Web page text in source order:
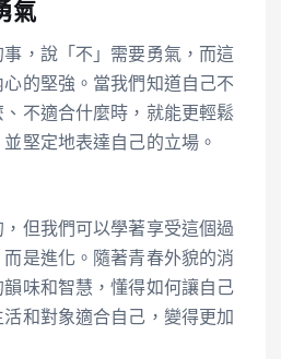
氣
，說「不」需要勇氣，而這
的堅強。當我們知道自己不
不適合什麼時，就能更輕鬆
堅定地表達自己的立場。
但我們可以學著享受這個過
是進化。隨著青春外貌的消
味和智慧，懂得如何讓自己
和對象適合自己，變得更加